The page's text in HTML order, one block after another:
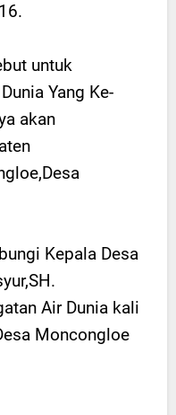
untuk
Yang Ke-
akan
Kepala Desa
Air Dunia kali
Moncongloe